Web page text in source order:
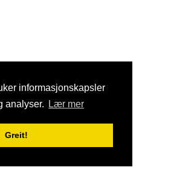
informasjonskapsler
analyser.
Lær mer
Greit!